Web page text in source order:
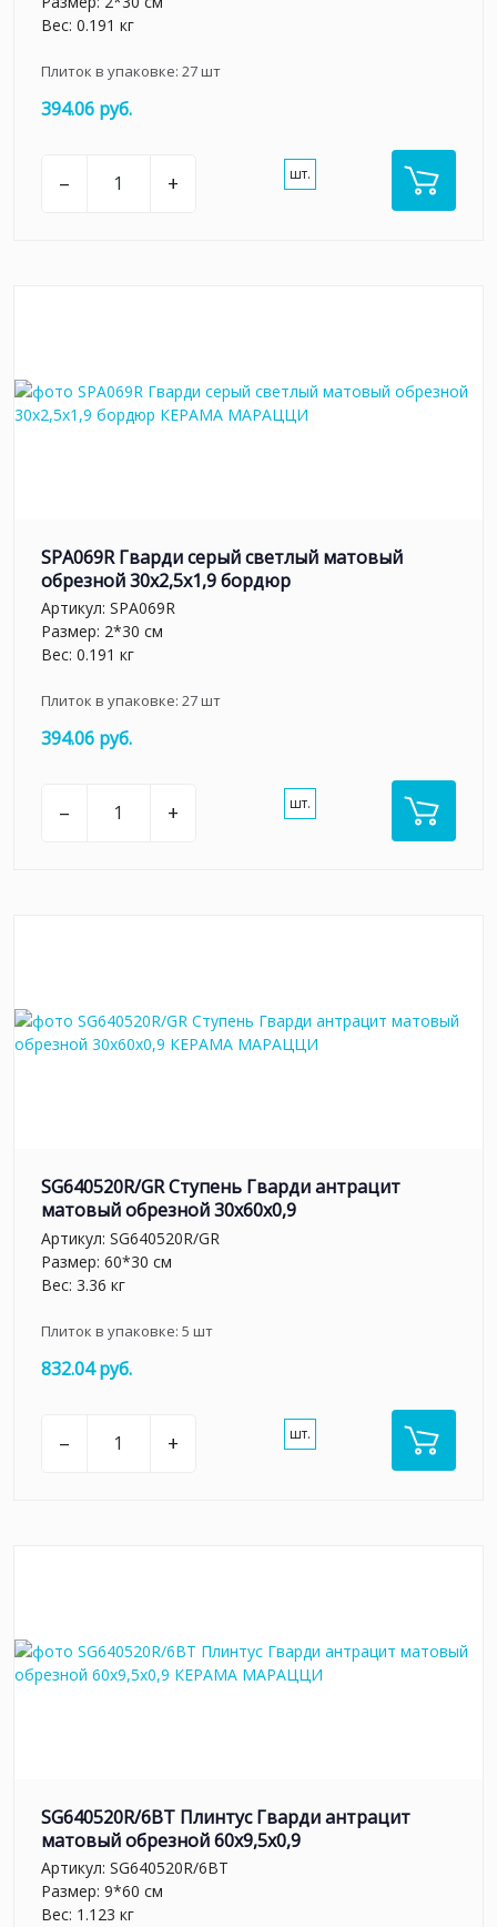
Вес: 0.191 кг
Плиток в упаковке: 27шт
394.06 руб.
– + шт.
SPA069R Гварди серый светлый матовый
обрезной 30x2,5x1,9 бордюр
Артикул: SPA069R
Размер: 2*30 см
Вес: 0.191 кг
Плиток в упаковке: 27шт
394.06 руб.
– + шт.
SG640520R/GR Ступень Гварди антрацит
матовый обрезной 30x60x0,9
Артикул: SG640520R/GR
Размер: 60*30 см
Вес: 3.36 кг
Плиток в упаковке: 5 шт
832.04 руб.
– + шт.
SG640520R/6BT Плинтус Гварди антрацит
матовый обрезной 60x9,5x0,9
Артикул: SG640520R/6BT
Размер: 9*60 см
Вес: 1.123 кг